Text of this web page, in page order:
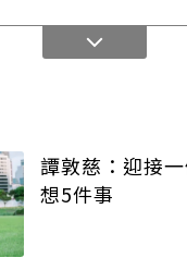
譚敦慈：迎接
想5件事